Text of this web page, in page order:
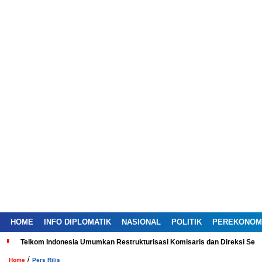
HOME INFO DIPLOMATIK NASIONAL POLITIK
Telkom Indonesia Umumkan Restrukturisasi Komisaris dan Direksi
Home / Pers Rilis